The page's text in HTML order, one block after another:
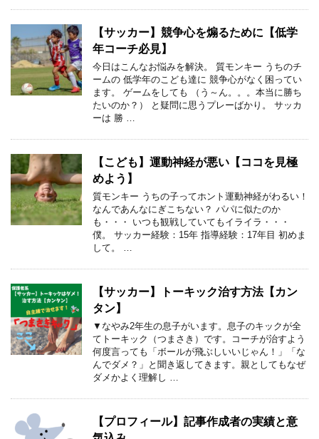
【サッカー】競争心を煽るために【低学
年コーチ必見】
今日はこんなお悩みを解決。 質モンキー うちのチ
ームの 低学年のこども達に 競争心がなく困ってい
ます。 ゲームをしても （う～ん。。。本当に勝ち
たいのか？） と疑問に思うプレーばかり。 サッカ
ーは 勝 …
【こども】運動神経が悪い【ココを見極
めよう】
質モンキー うちの子ってホント運動神経がわるい！
なんであんなにぎこちない？ パパに似たのか
も・・・ いつも観戦していてもイライラ・・・
僕。 サッカー経験：15年 指導経験：17年目 初めま
して。 …
【サッカー】トーキック治す方法【カン
タン】
▼なやみ2年生の息子がいます。息子のキックが全
てトーキック（つまさき）です。コーチが治すよう
何度言っても「ボールが飛ぶしいいじゃん！」「な
んでダメ？」と聞き返してきます。親としてもなぜ
ダメかよく理解し …
【プロフィール】記事作成者の実績と意